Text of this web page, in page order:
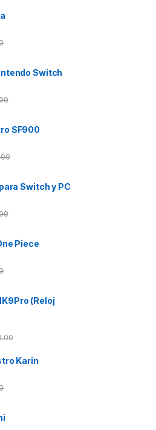
Switch
SF900
Switch y PC
Piece
(Reloj
Karin